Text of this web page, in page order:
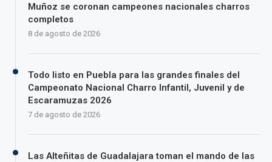
Muñoz se coronan campeones nacionales charros
completos
8 de agosto de 2026
Todo listo en Puebla para las grandes finales del
Campeonato Nacional Charro Infantil, Juvenil y de
Escaramuzas 2026
7 de agosto de 2026
Las Alteñitas de Guadalajara toman el mando de las